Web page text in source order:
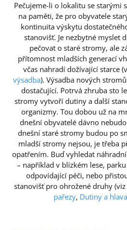
Pečujeme-li o lokalitu se starými
na paměti, že pro obyvatele
kontinuita výskytu
stanovišť. Je nezbytné myslet
pečovat o staré stromy, ale
přítomnost mladších generací
včas nahradí dožívající starce
výsadba). Výsadba nových
dostačující. Potrvá zhruba sto
stromy vytvoří dutiny a další
organizmy. Tou dobou už na
dnešní obyvatelé dávno
dnešní staré stromy budou po
mladší stromy nejsou, je třeba
opatřením. Buď vyhledat
– například v blízkém lese,
odpovídající péči, nebo
stanovišť pro ohrožené druhy
pařezy, Dutiny a